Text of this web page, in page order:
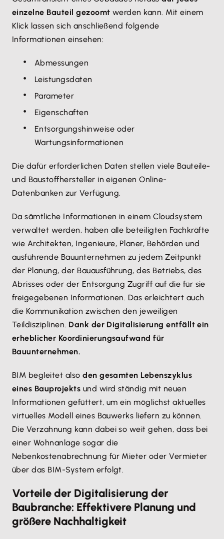
einzelne Bauteil gezoomt werden kann. Mit einem
Klick lassen sich anschließend folgende
Informationen einsehen:
Abmessungen
Leistungsdaten
Parameter
Eigenschaften
Entsorgungshinweise oder
Wartungsinformationen
Die dafür erforderlichen Daten stellen viele Bauteile-
und Baustoffhersteller in eigenen Online-
Datenbanken zur Verfügung.
Da sämtliche Informationen in einem Cloudsystem
verwaltet werden, haben alle beteiligten Fachkräfte
wie Architekten, Ingenieure, Planer, Behörden und
ausführende Bauunternehmen zu jedem Zeitpunkt
der Planung, der Bauausführung, des Betriebs, des
Abrisses oder der Entsorgung Zugriff auf die für sie
freigegebenen Informationen. Das erleichtert auch
die Kommunikation zwischen den jeweiligen
Teildisziplinen. Dank der Digitalisierung entfällt ein
erheblicher Koordinierungsaufwand für
Bauunternehmen.
BIM begleitet alsoden gesamten Lebenszyklus
eines Bauprojekts und wird ständig mit neuen
Informationen gefüttert, um ein möglichst aktuelles
virtuelles Modell eines Bauwerks liefern zu können.
Die Verzahnung kann dabei so weit gehen, dass bei
einer Wohnanlage sogar die
Nebenkostenabrechnung für Mieter oder Vermieter
über das BIM-System erfolgt.
Vorteile der Digitalisierung der
Baubranche: Effektivere Planung und
größere Nachhaltigkeit